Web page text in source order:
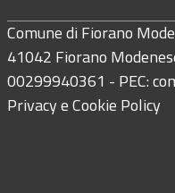
Comune di Fiorano
41042 Fiorano
00299940361 - PEC:
Privacy e Cookie Policy